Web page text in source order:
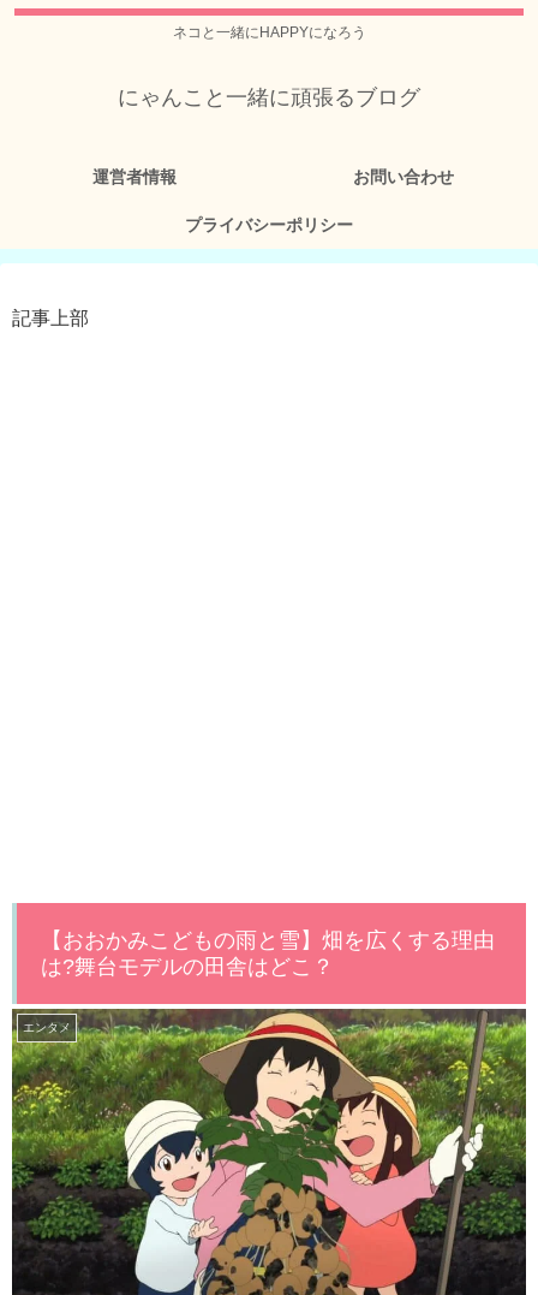
ネコと一緒にHAPPYになろう
にゃんこと一緒に頑張るブログ
運営者情報 お問い合わせ
プライバシーポリシー
記事上部
【おおかみこどもの雨と雪】畑を広くする理由
は?舞台モデルの田舎はどこ？
エンタメ